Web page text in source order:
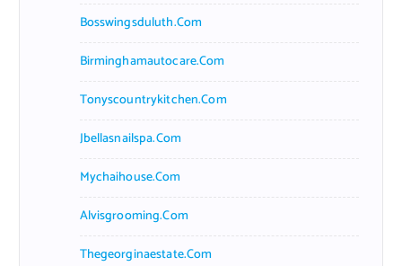
Bosswingsduluth.com
Birminghamautocare.com
Tonyscountrykitchen.com
Jbellasnailspa.com
Mychaihouse.com
Alvisgrooming.com
Thegeorginaestate.com